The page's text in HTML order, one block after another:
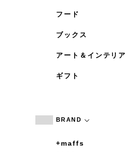
フード
ブックス
アート＆インテリア
ギフト
BRAND
+maffs